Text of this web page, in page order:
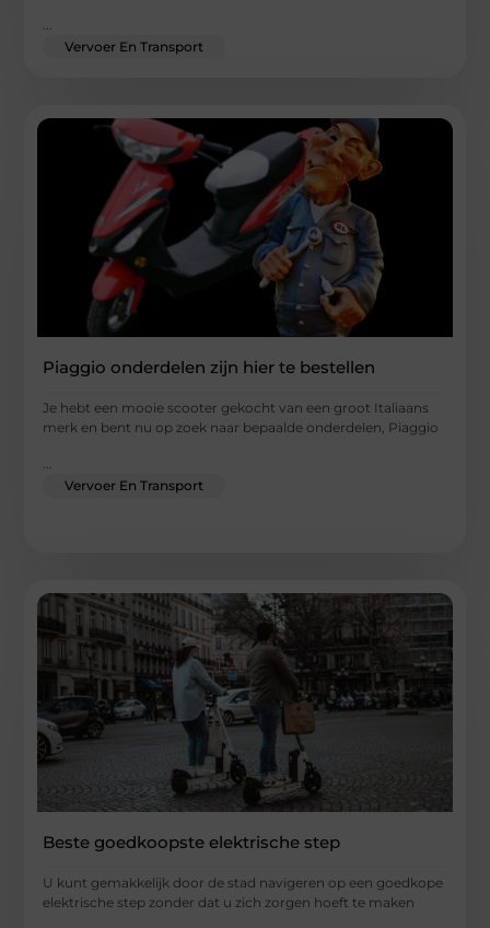
...
Vervoer En Transport
Piaggio onderdelen zijn hier te bestellen
Je hebt een mooie scooter gekocht van een groot Italiaans
merk en bent nu op zoek naar bepaalde onderdelen, Piaggio
Vervoer En Transport
Beste goedkoopste elektrische step
U kunt gemakkelijk door de stad navigeren op een goedkope
elektrische step zonder dat u zich zorgen hoeft te maken